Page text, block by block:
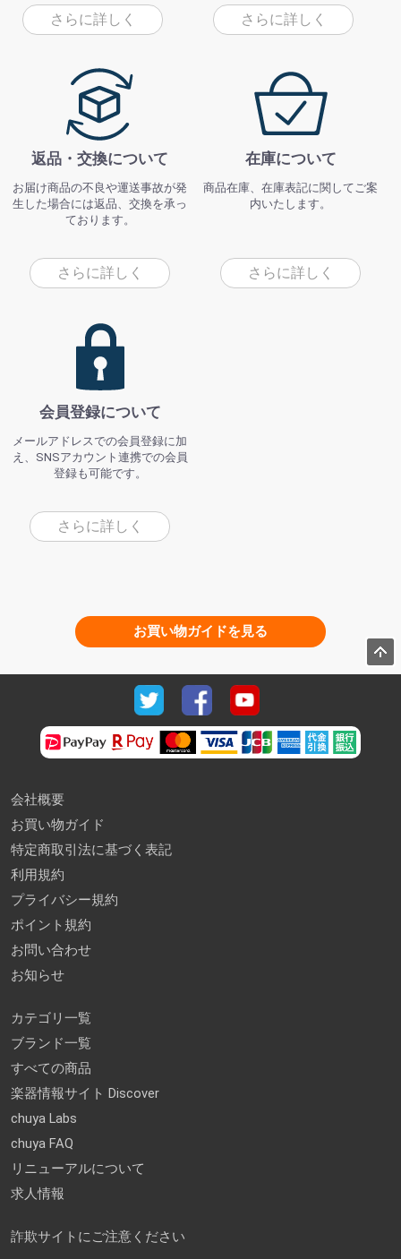
さらに詳しく さらに詳しく
返品・交換について
お届け商品の不良や運送事故が発
生した場合には返品、交換を承っ
ております。
さらに詳しく
在庫について
商品在庫、在庫表記に関してご案
内いたします。
さらに詳しく
会員登録について
メールアドレスでの会員登録に加
え、SNSアカウント連携での会員
登録も可能です。
さらに詳しく
お買い物ガイドを見る
会社概要
お買い物ガイド
特定商取引法に基づく表記
利用規約
プライバシー規約
ポイント規約
お問い合わせ
お知らせ
カテゴリ一覧
ブランド一覧
すべての商品
楽器情報サイト Discover
chuya Labs
chuya FAQ
リニューアルについて
求人情報
詐欺サイトにご注意ください